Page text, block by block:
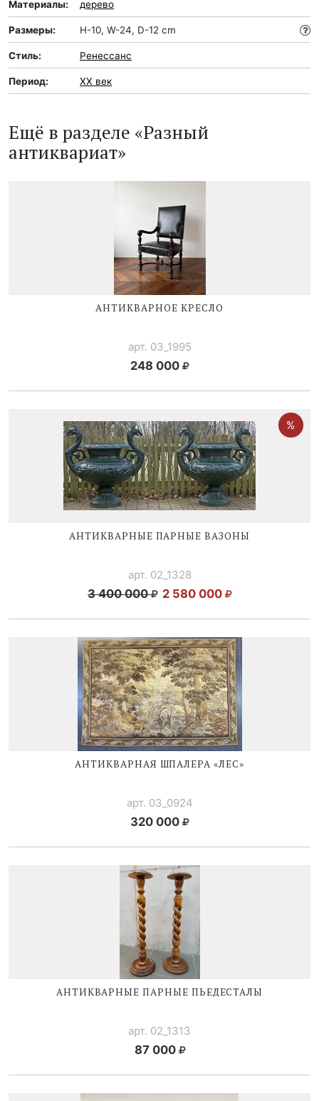
Материалы: дерево
Размеры: H-10, W-24, D-12 cm
Стиль: Ренессанс
Период: XX век
Ещё в разделе «Разный
антиквариат»
АНТИКВАРНОЕ КРЕСЛО
арт. 03_1995
248 000
АНТИКВАРНЫЕ ПАРНЫЕ ВАЗОНЫ
арт. 02_1328
3 400 000 2 580 000
АНТИКВАРНАЯ ШПАЛЕРА «ЛЕС»
арт. 03_0924
320 000
АНТИКВАРНЫЕ ПАРНЫЕ ПЬЕДЕСТАЛЫ
арт. 02_1313
87 000